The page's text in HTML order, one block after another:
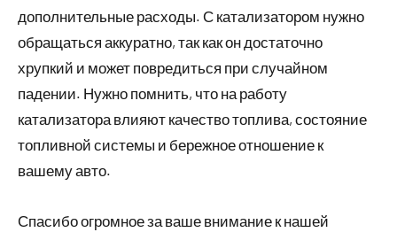
дополнительные расходы. С катализатором нужно
обращаться аккуратно, так как он достаточно
хрупкий и может повредиться при случайном
падении. Нужно помнить, что на работу
катализатора влияют качество топлива, состояние
топливной системы и бережное отношение к
вашему авто.
Спасибо огромное за ваше внимание к нашей